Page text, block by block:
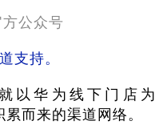
公众号
支持。
以华为线下门店为
而来的渠道网络。